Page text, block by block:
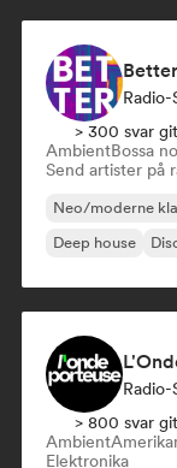
Radio-
> 300 svar
AmbientBossa
Send artister på
Neo/moderne
Deep house
Radio-
> 800 svar
Ambient
Elektronika